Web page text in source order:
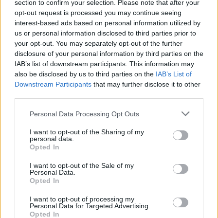
section to confirm your selection. Please note that after your
opt-out request is processed you may continue seeing
interest-based ads based on personal information utilized by
us or personal information disclosed to third parties prior to
your opt-out. You may separately opt-out of the further
disclosure of your personal information by third parties on the
IAB’s list of downstream participants. This information may
also be disclosed by us to third parties on the IAB’s List of
Downstream Participants that may further disclose it to other
Personal Data Processing Opt Outs
I want to opt-out of the Sharing of my
personal data.
Opted In
I want to opt-out of the Sale of my
Personal Data.
Opted In
I want to opt-out of processing my
Personal Data for Targeted Advertising.
Opted In
Ο δείκτης συγκέντρωσης των
φυσικοθεραπευτών το 2024 είναι 11 ανά 10.000
κατοίκους. Οι μεγαλύτερες τιμές του δείκτη
παρουσιάζονται στις περιφέρειες Αττικής (13,4)
και Κεντρικής Μακεδονίας (11,9), ενώ η
μικρότερη τιμή εμφανίζεται στην περιφέρεια
Ο μεγαλύτερος αριθμός φυσικοθεραπευτών